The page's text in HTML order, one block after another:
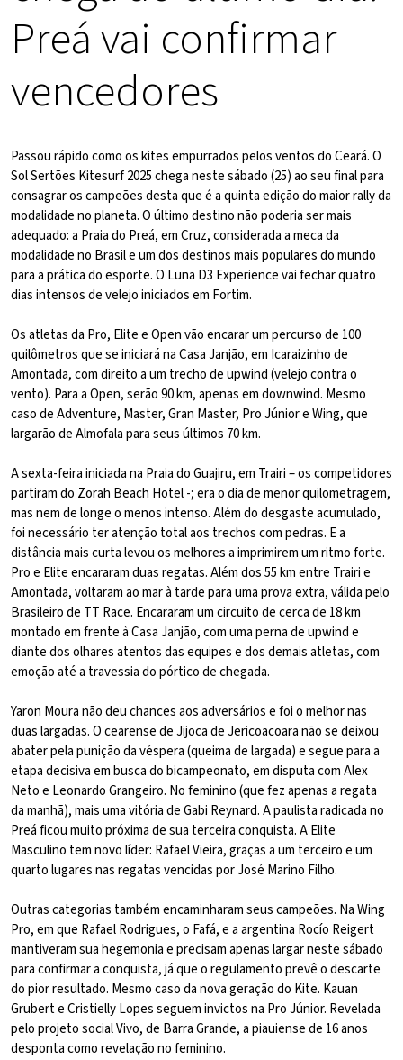
Preá vai confirmar
vencedores
Passou rápido como os kites empurrados pelos ventos do Ceará. O
Sol Sertões Kitesurf 2025 chega neste sábado (25) ao seu final para
consagrar os campeões desta que é a quinta edição do maior rally da
modalidade no planeta. O último destino não poderia ser mais
adequado: a Praia do Preá, em Cruz, considerada a meca da
modalidade no Brasil e um dos destinos mais populares do mundo
para a prática do esporte. O Luna D3 Experience vai fechar quatro
dias intensos de velejo iniciados em Fortim.
Os atletas da Pro, Elite e Open vão encarar um percurso de 100
quilômetros que se iniciará na Casa Janjão, em Icaraizinho de
Amontada, com direito a um trecho de upwind (velejo contra o
vento). Para a Open, serão 90 km, apenas em downwind. Mesmo
caso de Adventure, Master, Gran Master, Pro Júnior e Wing, que
largarão de Almofala para seus últimos 70 km.
A sexta-feira iniciada na Praia do Guajiru, em Trairi – os competidores
partiram do Zorah Beach Hotel -; era o dia de menor quilometragem,
mas nem de longe o menos intenso. Além do desgaste acumulado,
foi necessário ter atenção total aos trechos com pedras. E a
distância mais curta levou os melhores a imprimirem um ritmo forte.
Pro e Elite encararam duas regatas. Além dos 55 km entre Trairi e
Amontada, voltaram ao mar à tarde para uma prova extra, válida pelo
Brasileiro de TT Race. Encararam um circuito de cerca de 18 km
montado em frente à Casa Janjão, com uma perna de upwind e
diante dos olhares atentos das equipes e dos demais atletas, com
emoção até a travessia do pórtico de chegada.
Yaron Moura não deu chances aos adversários e foi o melhor nas
duas largadas. O cearense de Jijoca de Jericoacoara não se deixou
abater pela punição da véspera (queima de largada) e segue para a
etapa decisiva em busca do bicampeonato, em disputa com Alex
Neto e Leonardo Grangeiro. No feminino (que fez apenas a regata
da manhã), mais uma vitória de Gabi Reynard. A paulista radicada no
Preá ficou muito próxima de sua terceira conquista. A Elite
Masculino tem novo líder: Rafael Vieira, graças a um terceiro e um
quarto lugares nas regatas vencidas por José Marino Filho.
Outras categorias também encaminharam seus campeões. Na Wing
Pro, em que Rafael Rodrigues, o Fafá, e a argentina Rocío Reigert
mantiveram sua hegemonia e precisam apenas largar neste sábado
para confirmar a conquista, já que o regulamento prevê o descarte
do pior resultado. Mesmo caso da nova geração do Kite. Kauan
Grubert e Cristielly Lopes seguem invictos na Pro Júnior. Revelada
pelo projeto social Vivo, de Barra Grande, a piauiense de 16 anos
desponta como revelação no feminino.